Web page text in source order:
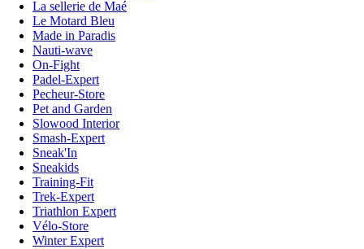
La sellerie de Maé
Le Motard Bleu
Made in Paradis
Nauti-wave
On-Fight
Padel-Expert
Pecheur-Store
Pet and Garden
Slowood Interior
Smash-Expert
Sneak'In
Sneakids
Training-Fit
Trek-Expert
Triathlon Expert
Vélo-Store
Winter Expert